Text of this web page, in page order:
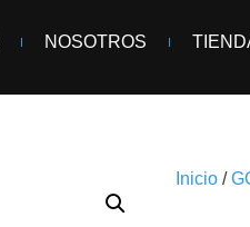
NOSOTROS
Inicio /